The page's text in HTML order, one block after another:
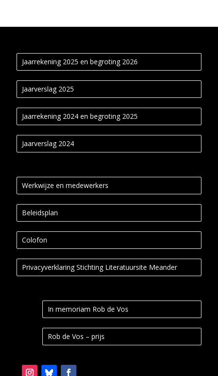
Jaarrekening 2025 en begroting 2026
Jaarverslag 2025
Jaarrekening 2024 en begroting 2025
Jaarverslag 2024
Werkwijze en medewerkers
Beleidsplan
Colofon
Privacyverklaring Stichting Literatuursite Meander
In memoriam Rob de Vos
Rob de Vos – prijs